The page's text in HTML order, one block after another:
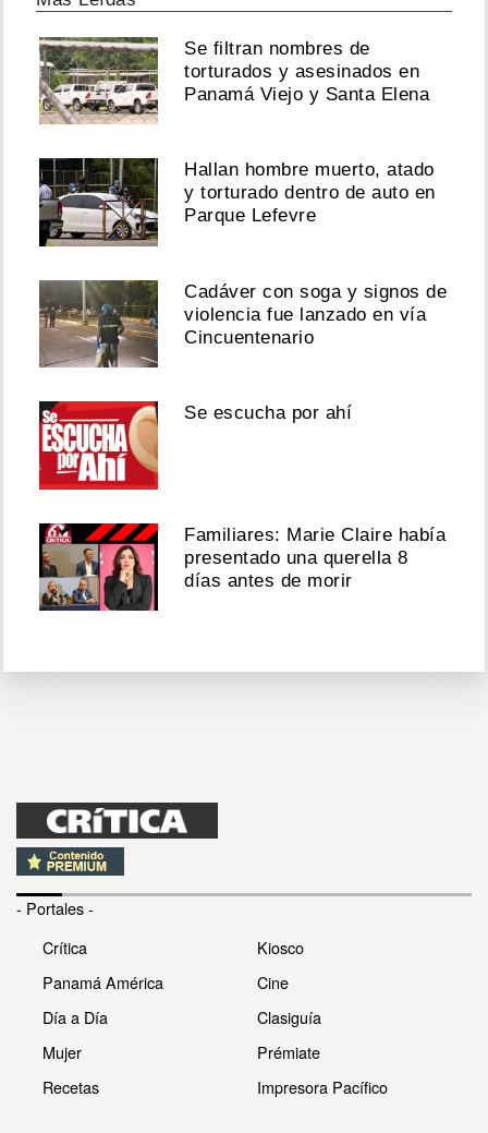
Se filtran nombres de
torturados y asesinados en
Panamá Viejo y Santa Elena
Hallan hombre muerto, atado
y torturado dentro de auto en
Parque Lefevre
Cadáver con soga y signos de
violencia fue lanzado en vía
Cincuentenario
Se escucha por ahí
Familiares: Marie Claire había
presentado una querella 8
días antes de morir
- Portales -
Crítica
Panamá América
Día a Día
Mujer
Recetas
Kiosco
Cine
Clasiguía
Prémiate
Impresora Pacífico